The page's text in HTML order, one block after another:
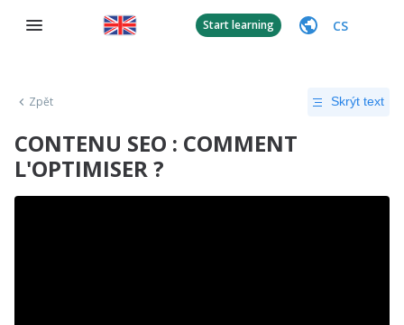
Start learning CS
Zpět Skrýt text
CONTENU SEO : COMMENT
L'OPTIMISER ?